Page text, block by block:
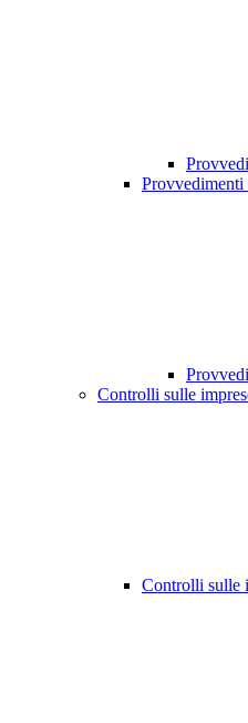
Controlli sulle
Controlli sulle